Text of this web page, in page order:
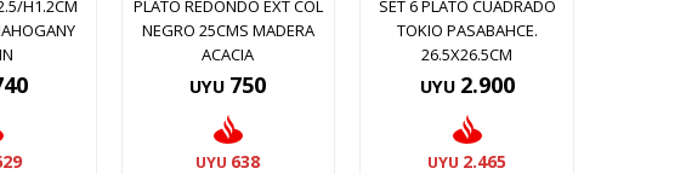
H1.2CM
PLATO REDONDO EXT COL
NEGRO 25CMS MADERA
ACACIA
UYU 750
UYU 638
SET 6 PLATO CUADRADO
TOKIO PASABAHCE.
26.5X26.5CM
UYU 2.900
UYU 2.465